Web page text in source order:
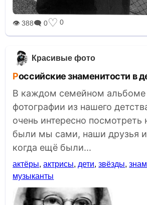
👁 388🗨 0♡ 0
Красивые фото
Российские знаменитости в
В каждом семейном альбоме
фотографии из нашего
очень интересно посмотреть
были мы сами, наши друзья
когда ещё были...
актёры,актрисы, дети,звёзды,
музыканты